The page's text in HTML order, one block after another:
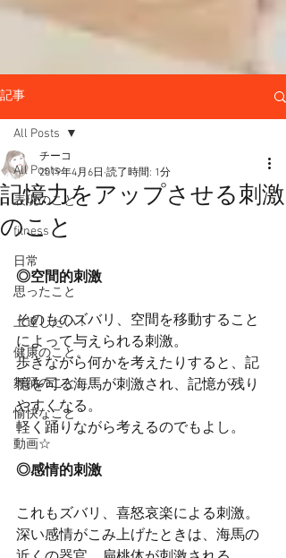
記事
All Posts
表現のこと
fitness
日常
思ったこと
上達したい！
健康のこと。
舞踊のこと。
愉快なこと
動画☆
All Posts
記憶力をアップさせる刺激
のこと
チーコ
2019年4月6日 読了時間: 1分
◎空間的刺激
そのものズバリ、空間を移動すること
によって与えられる刺激。
歩きながら何かを考えたりすると、記
憶を司る海馬が刺激され、記憶が残り
やすくなる。
軽く踊りながら考えるのでもよし。
◎感情的刺激
これもズバリ、喜怒哀楽による刺激。
深い感情がこみ上げたときは、海馬の